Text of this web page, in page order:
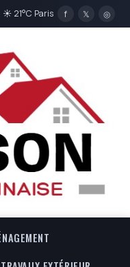
☀ 21°C Paris f 𝕏 ◎